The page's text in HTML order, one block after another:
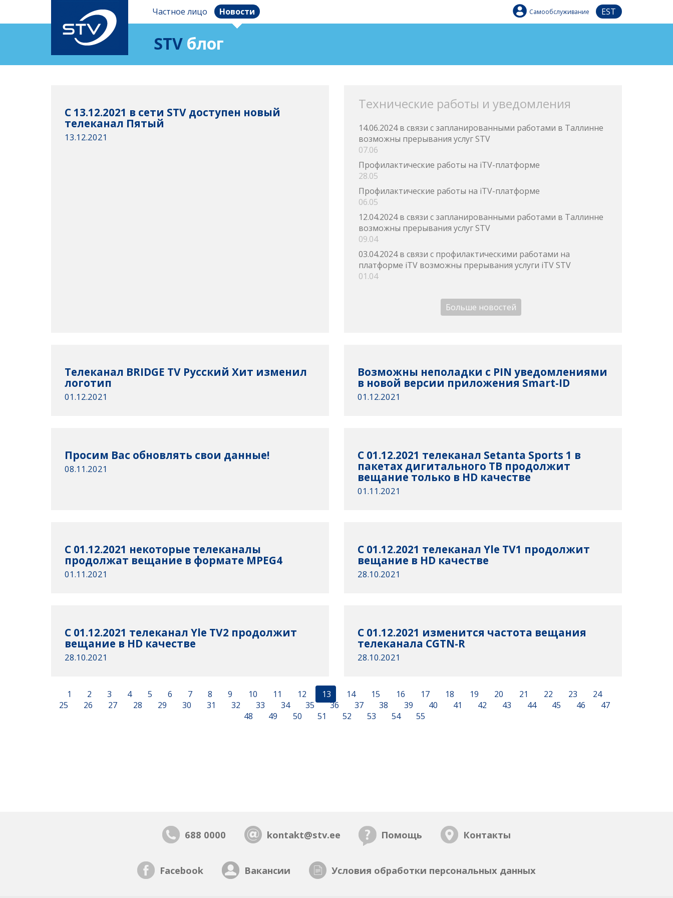
Частное лицо Новости Самообслуживание EST
STV блог
С 13.12.2021 в сети STV доступен новый
телеканал Пятый
13.12.2021
Технические работы и уведомления
14.06.2024 в связи с запланированными работами в Таллинне
возможны прерывания услуг STV
07.06
Профилактические работы на iTV-платформе
28.05
Профилактические работы на iTV-платформе
06.05
12.04.2024 в связи с запланированными работами в Таллинне
возможны прерывания услуг STV
09.04
03.04.2024 в связи с профилактическими работами на
платформе iTV возможны прерывания услуги iTV STV
01.04
Больше новостей
Телеканал BRIDGE TV Русский Хит изменил
логотип
01.12.2021
Возможны неполадки с PIN уведомлениями
в новой версии приложения Smart-ID
01.12.2021
Просим Вас обновлять свои данные!
08.11.2021
C 01.12.2021 телеканал Setanta Sports 1 в
пакетах дигитального ТВ продолжит
вещание только в HD качестве
01.11.2021
C 01.12.2021 некоторые телеканалы
продолжат вещание в формате MPEG4
01.11.2021
C 01.12.2021 телеканал Yle TV1 продолжит
вещание в HD качестве
28.10.2021
C 01.12.2021 телеканал Yle TV2 продолжит
вещание в HD качестве
28.10.2021
С 01.12.2021 изменится частота вещания
телеканала CGTN-R
28.10.2021
1 2 3 4 5 6 7 8 9 10 11 12 13 14 15 16 17 18 19 20 21 22 23
24
25
26 27 28 29 30 31 32 33 34 35 36 37 38 39 40 41 42 43 44 45 46
47
48
49 50 51 52 53 54 55
688 0000 kontakt@stv.ee Помощь Контакты
Facebook Вакансии Условия обработки персональных данных